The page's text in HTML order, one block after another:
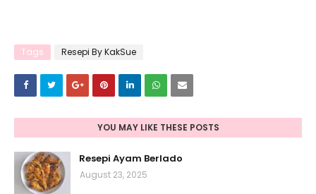
Tags Resepi By KakSue
YOU MAY LIKE THESE POSTS
Resepi Ayam Berlado
August 23, 2025